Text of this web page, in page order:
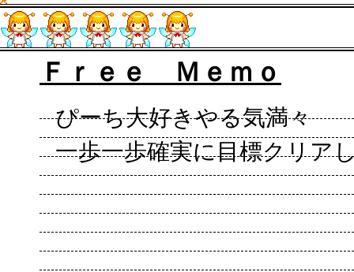
Ｆｒｅｅ Ｍｅｍｏ
ぴーち大好きやる気満々
一歩一歩確実に目標クリア